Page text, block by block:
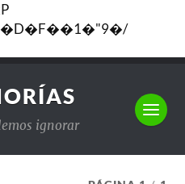
ignorar